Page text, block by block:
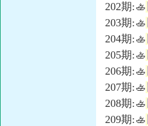
202期:🚣
203期:🚣
204期:🚣
205期:🚣
206期:🚣
207期:🚣
208期:🚣
209期:🚣